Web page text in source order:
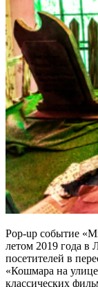
Pop-up событие
летом 2019 года в
посетителей в
«Кошмара на
классических